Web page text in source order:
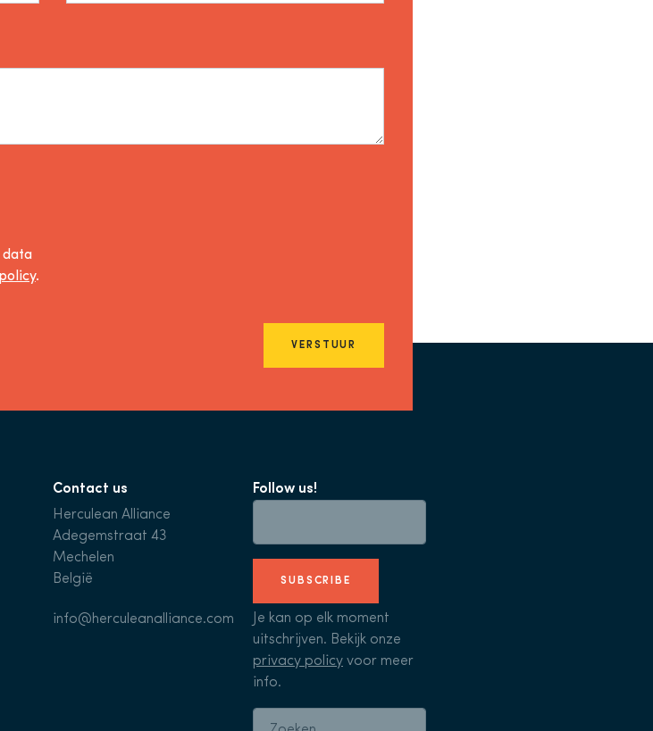
data
.
VERSTUUR
Contact us
Herculean Alliance
Adegemstraat 43
Mechelen
België
info@herculeanalliance.com
Follow us!
SUBSCRIBE
Je kan op elk moment
uitschrijven. Bekijk onze
privacy policy voor meer
info.